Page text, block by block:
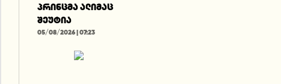
პრინცმა ალიმაც
შეუტია
05/08/2026 | 07:23